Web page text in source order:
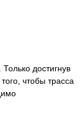
достигнув
чтобы трасса